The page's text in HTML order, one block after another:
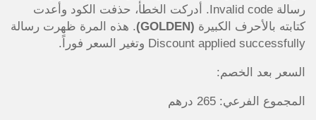
رسالة Invalid code. أدركت الخطأ، حذفت الكود وأعدت
كتابته بالأحرف الكبيرة (GOLDEN)
. هذه المرة ظهرت رسالة
Discount applied successfully وتغير السعر فوراً.
السعر بعد الخصم:
المجموع الفرعي: 265 درهم